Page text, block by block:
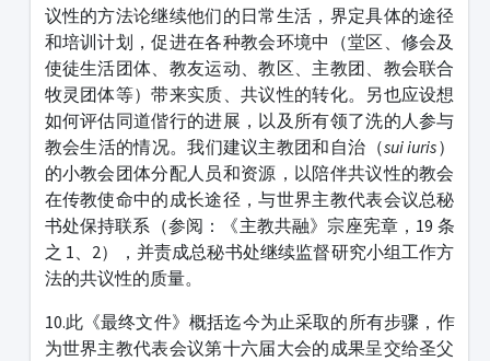
议性的方法论继续他们的日常生活，界定具体的途径
和培训计划，促进在各种教会环境中（堂区、修会及
使徒生活团体、教友运动、教区、主教团、教会联合
牧灵团体等）带来实质、共议性的转化。另也应设想
如何评估同道偕行的进展，以及所有领了洗的人参与
教会生活的情况。我们建议主教团和自治（sui iuris）
的小教会团体分配人员和资源，以陪伴共议性的教会
在传教使命中的成长途径，与世界主教代表会议总秘
书处保持联系（参阅：《主教共融》宗座宪章，19 条
之 1、2），并责成总秘书处继续监督研究小组工作方
法的共议性的质量。
10.此《最终文件》概括迄今为止采取的所有步骤，作
为世界主教代表会议第十六届大会的成果呈交给圣父